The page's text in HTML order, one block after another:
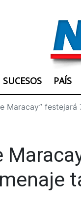
SUCESOS PAÍS
Maracay”